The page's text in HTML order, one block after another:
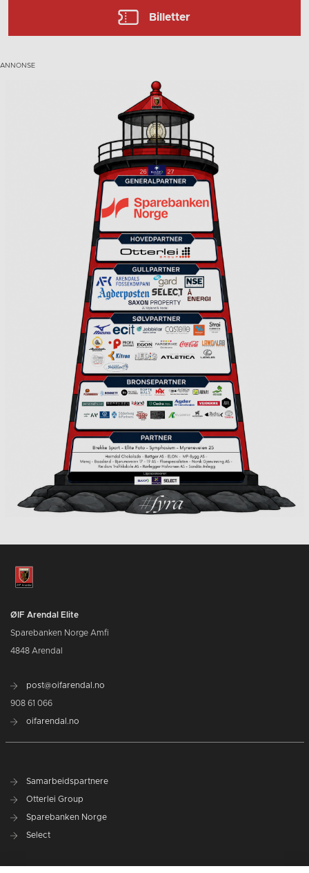
Billetter
ØIF Arendal Elite
Sparebanken Norge Amfi
4848 Arendal
post@oifarendal.no
908 61 066
oifarendal.no
Samarbeidspartnere
Otterlei Group
Sparebanken Norge
Select